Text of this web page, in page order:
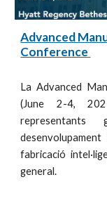
Advanced
Conference
La Advanced
(June 2-4,
representants
fabricació
general.